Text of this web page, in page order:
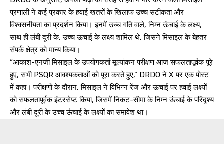
प्रणाली ने कई प्रकार के हवाई खतरों के खिलाफ उच्च सटीकता और
विश्वसनीयता का प्रदर्शन किया। इनमें उच्च गति वाले, निम्न ऊंचाई के लक्ष्य,
साथ ही लंबी दूरी के, उच्च ऊंचाई के लक्ष्य शामिल थे, जिसने मिसाइल के बेहतर
संपर्क क्षेत्र को मान्य किया।
“आकाश-एनजी मिसाइल के उपयोगकर्ता मूल्यांकन परीक्षण आज सफलतापूर्वक पूरे
हुए, सभी PSQR आवश्यकताओं को पूरा करते हुए,” DRDO ने X पर एक पोस्ट
में कहा। परीक्षणों के दौरान, मिसाइल ने विभिन्न रेंज और ऊंचाई पर हवाई लक्ष्यों
को सफलतापूर्वक इंटरसेप्ट किया, जिसमें निकट-सीमा के निम्न ऊंचाई के परिदृश्य
और लंबी दूरी के उच्च ऊंचाई के लक्ष्यों का समावेश था।